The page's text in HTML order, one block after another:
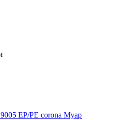
EP/PE corona Муар